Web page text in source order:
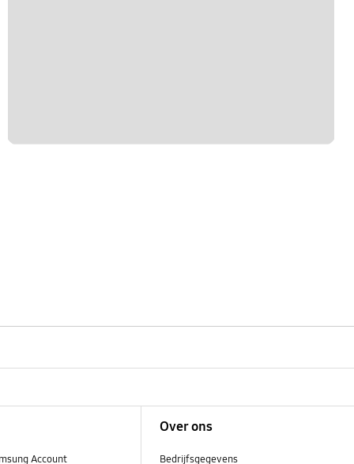
Account
Over ons
Bedrijfsgegevens